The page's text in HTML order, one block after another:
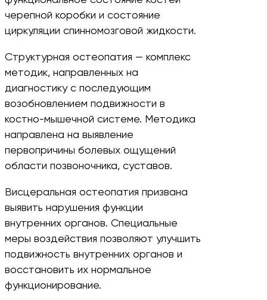
черепной коробки и состояние
циркуляции спинномозговой жидкости.
Структурная остеопатия — комплекс
методик, направленных на
диагностику с последующим
возобновлением подвижности в
костно-мышечной системе. Методика
направлена на выявление
первопричины болевых ощущений
области позвоночника, суставов.
Висцеральная остеопатия призвана
выявить нарушения функции
внутренних органов. Специальные
меры воздействия позволяют улучшить
подвижность внутренних органов и
восстановить их нормальное
функционирование.